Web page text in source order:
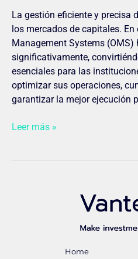
La gestión eficiente y precisa
los mercados de capitales.
Management Systems
significativamente,
esenciales para las
optimizar sus operaciones,
garantizar la mejor ejecución
Leer más »
Home